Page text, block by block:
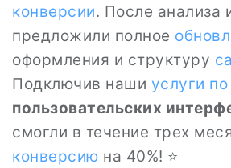
конверсии. После анализа
предложили полное
оформления и структуру
Подключив наши услуги по
пользовательских
смогли в течение трех
конверсию на 40%! ⭐